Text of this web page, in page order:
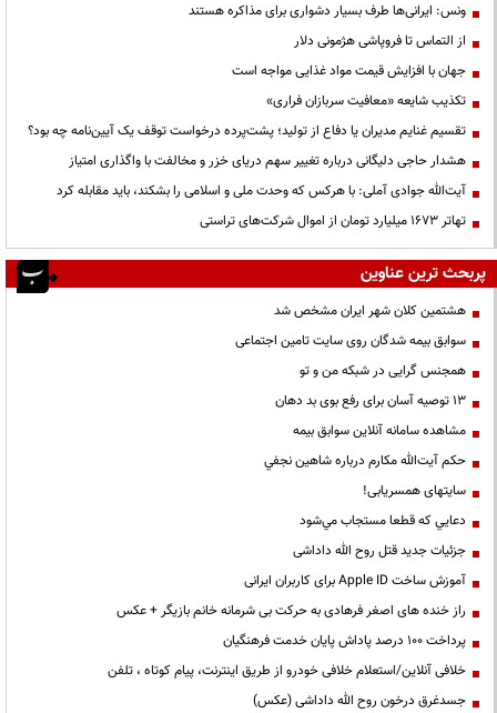
ونس: ایرانی‌ها طرف بسیار دشواری برای مذاکره هستند
از التماس تا فروپاشی هژمونی دلار
جهان با افزایش قیمت مواد غذایی مواجه است
تکذیب شایعه «معافیت سربازان فراری»
تقسیم غنایم مدیران یا دفاع از تولید؛ پشت‌پرده درخواست توقف یک آیین‌نامه چه بود؟
هشدار حاجی دلیگانی درباره تغییر سهم دریای خزر و مخالفت با واگذاری امتیاز
آیت‌الله جوادی آملی: با هرکس که وحدت ملی و اسلامی را بشکند، باید مقابله کرد
تهاتر ۱۶۷۳ میلیارد تومان از اموال شرکت‌های تراستی
پربحث ترین عناوین
هشتمین کلان شهر ایران مشخص شد
سوابق بیمه شدگان روی سایت تامین اجتماعی
همجنس گرایی در شبکه من و تو
13 توصیه آسان برای رفع بوی بد دهان
مشاهده سامانه آنلاين سوابق بیمه
حكم آيت‌الله مكارم درباره شاهين نجفي
سایتهای همسریابی!
دعايي كه قطعا مستجاب مي‌شود
جزئیات جدید قتل روح الله داداشی
آموزش ساخت Apple ID برای کاربران ایرانی
راز خنده های اصغر فرهادی به حرکت بی شرمانه خانم بازیگر + عکس
پرداخت ۱۰۰ درصد پاداش پایان خدمت فرهنگیان
خلافی آنلاین/استعلام خلافی خودرو از طریق اینترنت، پیام کوتاه ، تلفن
جسدغرق درخون روح الله داداشی (عکس)